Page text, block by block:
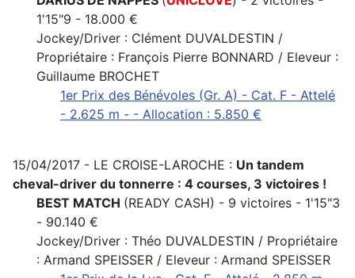
1'15"9 - 18.000 €
Jockey/Driver : Clément DUVALDESTIN /
Propriétaire : François Pierre BONNARD / Eleveur :
Guillaume BROCHET
1er Prix des Bénévoles (Gr. A) - Cat. F - Attelé
- 2.625 m - - Allocation : 5.850 €
15/04/2017 - LE CROISE-LAROCHE : Un tandem
cheval-driver du tonnerre : 4 courses, 3 victoires !
BEST MATCH (READY CASH) - 9 victoires - 1'15"3
- 90.140 €
Jockey/Driver : Théo DUVALDESTIN / Propriétaire
: Armand SPEISSER / Eleveur : Armand SPEISSER